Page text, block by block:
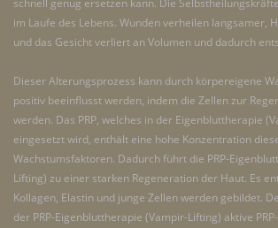
schnell genug ersetzen kann. Die
im Laufe des Lebens. Wunden verheilen langsamer,
und das Gesicht verliert an Volumen und dadurch
Dieser Alterungsprozess kann durch körpereigene
positiv beeinflusst werden, indem die Zellen zur
werden. Das PRP, welches in der Eigenbluttherapie
eingesetzt wird, enthält eine hohe Konzentration
Wachstumsfaktoren. Dadurch führt die PRP-
Lifting) zu einer starken Regeneration der Haut. Es
Kollagen, Elastin und junge Zellen werden gebildet.
der PRP-Eigenbluttherapie (Vampir-Lifting) aktive